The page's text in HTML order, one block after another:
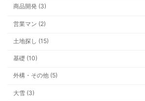
商品開発 (3)
営業マン (2)
土地探し (15)
基礎 (10)
外構・その他 (5)
大雪 (3)